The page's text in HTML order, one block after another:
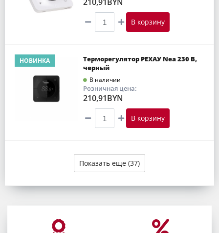
В корзину
НОВИНКА
Терморегулятор РЕХАУ Nea 230 В,
черный
В наличии
Розничная цена:
210,91BYN
В корзину
Показать еще (37)